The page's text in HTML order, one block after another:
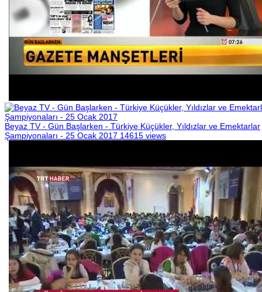
Beyaz TV - Gün Başlarken - Türkiye Küçükler, Yıldızlar ve Emektarlar
Şampiyonaları - 25 Ocak 2017 14615 views